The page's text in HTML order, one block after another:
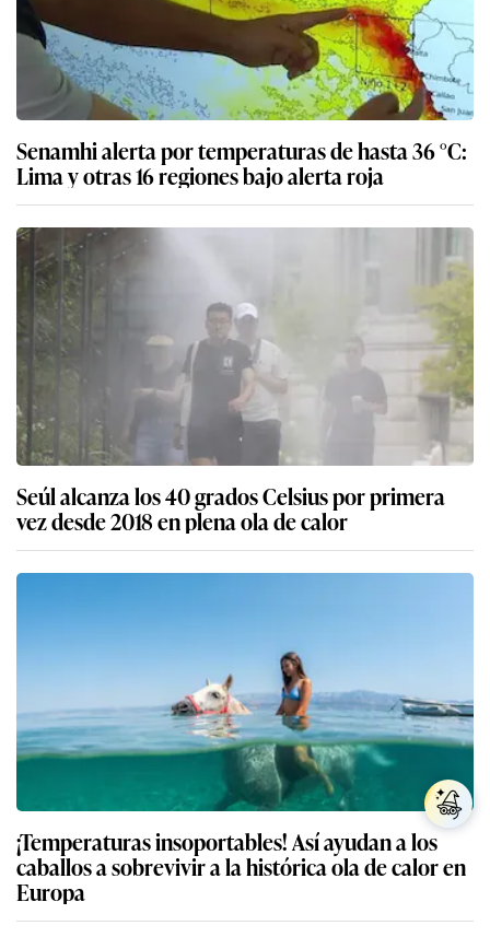
Senamhi alerta por temperaturas de hasta 36 °C:
Lima y otras 16 regiones bajo alerta roja
Seúl alcanza los 40 grados Celsius por primera
vez desde 2018 en plena ola de calor
¡Temperaturas insoportables! Así ayudan a los
caballos a sobrevivir a la histórica ola de calor en
Europa